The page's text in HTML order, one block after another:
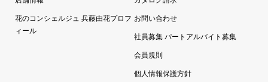
店舗情報
花のコンシェルジュ 兵藤由花プロフ
カタログ請求
お問い合わせ
社員募集 パートアルバイト募集
会員規則